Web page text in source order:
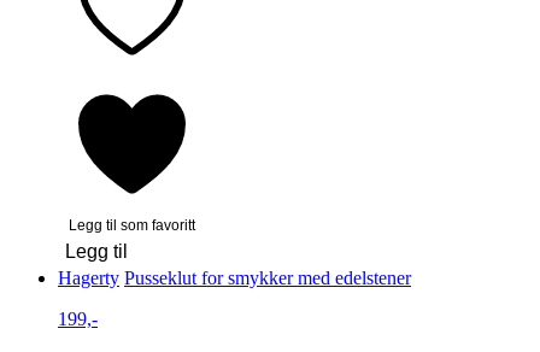
Legg til som favoritt
Legg til
Hagerty Pusseklut for smykker med edelstener
199,-